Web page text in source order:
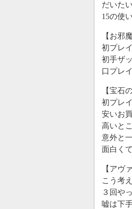
だいた
15の使
【お邪
初プレイ
初手ザ
口プレ
【宝石
初プレ
安いお
高いと
意外と
面白く
【アヴ
こう考
３回や
嘘は下